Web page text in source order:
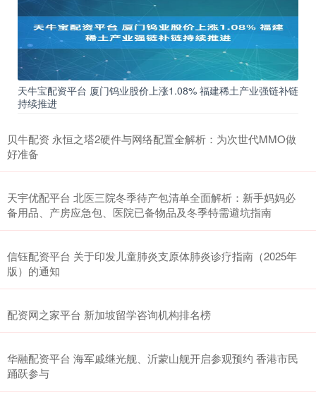
天牛宝配资平台 厦门钨业股价上涨1.08% 福建稀土产业强链补链
持续推进
贝牛配资 永恒之塔2硬件与网络配置全解析：为次世代MMO做
好准备
天宇优配平台 北医三院冬季待产包清单全面解析：新手妈妈必
备用品、产房应急包、医院已备物品及冬季特需避坑指南
信钰配资平台 关于印发儿童肺炎支原体肺炎诊疗指南（2025年
版）的通知
配资网之家平台 新加坡留学咨询机构排名榜
华融配资平台 海军戚继光舰、沂蒙山舰开启参观预约 香港市民
踊跃参与